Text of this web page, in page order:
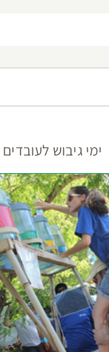
ימי גיבוש לעובדים